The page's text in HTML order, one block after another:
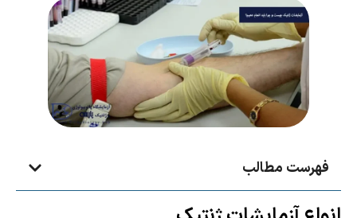
فهرست مطالب